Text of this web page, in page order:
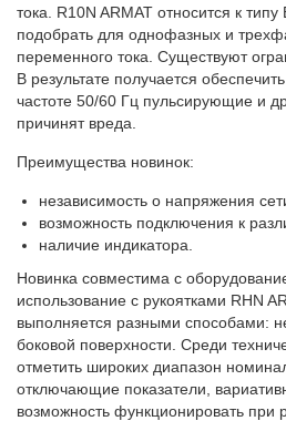
тока. R10N ARMAT относится к типу
подобрать для однофазных и
переменного тока. Существуют
В результате получается
частоте 50/60 Гц пульсирующие и
причинят вреда.
Преимущества новинок:
независимость о напряжения
возможность подключения к
наличие индикатора.
Новинка совместима с
использование с рукоятками RHN
выполняется разными способами:
боковой поверхности. Среди
отметить широких диапазон
отключающие показатели,
возможность функционировать при